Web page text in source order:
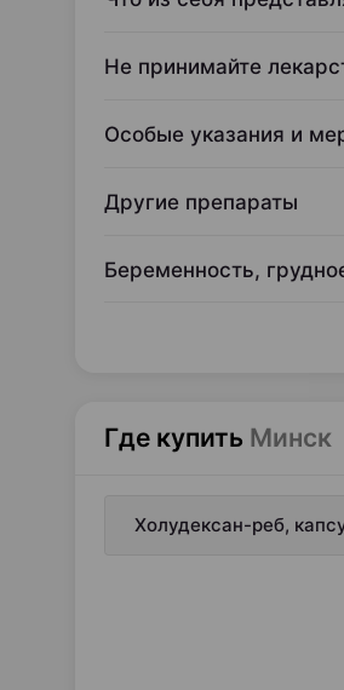
Не принимайте
Особые указания и
Другие препараты
Беременность,
Где купить Минск
Холудексан-реб,